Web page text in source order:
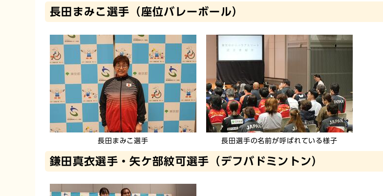
長田まみこ選手（座位バレーボール）
長田まみこ選手 長田選手の名前が呼ばれている様子
鎌田真衣選手・矢ケ部紋可選手（デフバドミントン）